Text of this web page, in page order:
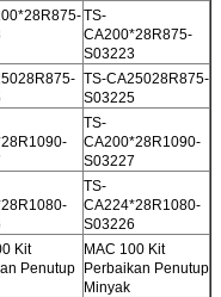
TS-
CA200*28R875-
S03223
TS-CA25028R875-
S03225
TS-
CA200*28R1090-
S03227
TS-
CA224*28R1080-
S03226
Kit
Penutup
MAC 100 Kit
Perbaikan Penutup
Minyak